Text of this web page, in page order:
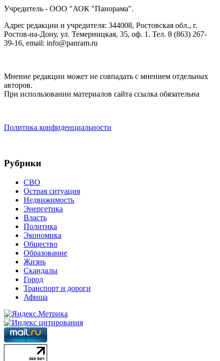
Учредитель - ООО "АОК "Панорама".
Адрес редакции и учредителя: 344008, Ростовская обл., г.
Ростов-на-Дону, ул. Темерницкая, 35, оф. 1. Тел. 8 (863) 267-
39-16, email: info@panram.ru
Мнение редакции может не совпадать с мнением отдельных
авторов.
При использовании материалов сайта ссылка обязательна
Политика конфиденциальности
Рубрики
СВО
Острая ситуация
Недвижимость
Энергетика
Власть
Политика
Экономика
Общество
Образование
Жизнь
Скандалы
Город
Транспорт и дороги
Афиша